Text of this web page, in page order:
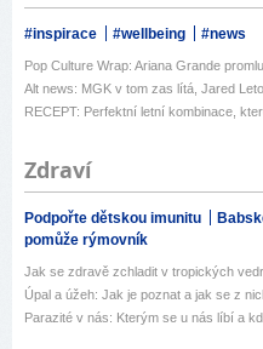
#inspirace #wellbeing #news
Pop Culture Wrap: Ariana Grande
Alt news: MGK v tom zas lítá, Jared
RECEPT: Perfektní letní kombinace,
Zdraví
Podpořte dětskou imunitu
pomůže rýmovník
Jak se zdravě zchladit v tropických
Úpal a úžeh: Jak je poznat a jak se z
Parazité v nás: Kterým se u nás líbí a